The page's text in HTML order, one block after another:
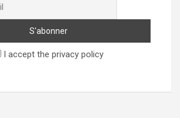
I accept the privacy policy